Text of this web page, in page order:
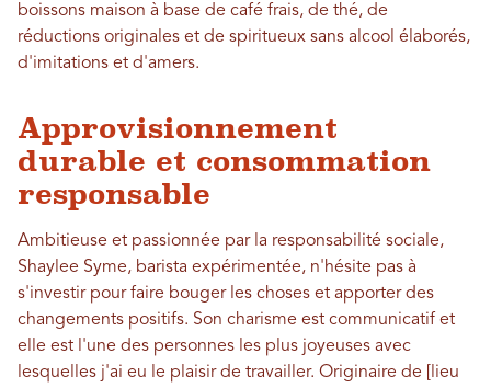
boissons maison à base de café frais, de thé, de
réductions originales et de spiritueux sans alcool élaborés,
d'imitations et d'amers.
Approvisionnement
durable et consommation
responsable
Ambitieuse et passionnée par la responsabilité sociale,
Shaylee Syme, barista expérimentée, n'hésite pas à
s'investir pour faire bouger les choses et apporter des
changements positifs. Son charisme est communicatif et
elle est l'une des personnes les plus joyeuses avec
lesquelles j'ai eu le plaisir de travailler. Originaire de [lieu